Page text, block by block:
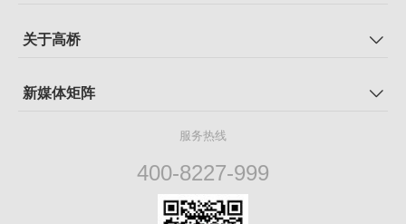
关于高桥
新媒体矩阵
服务热线
400-8227-999